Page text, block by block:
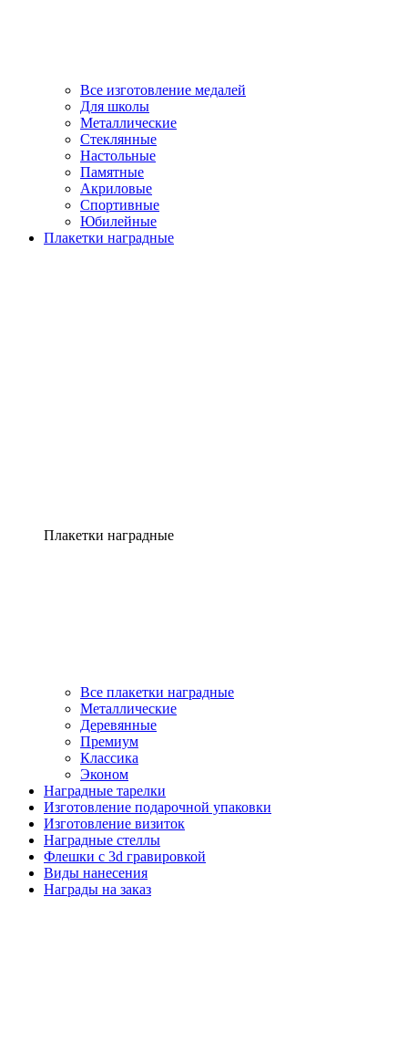
Все изготовление медалей
Для школы
Металлические
Стеклянные
Настольные
Памятные
Акриловые
Спортивные
Юбилейные
Плакетки наградные
Плакетки наградные
Все плакетки наградные
Металлические
Деревянные
Премиум
Классика
Эконом
Наградные тарелки
Изготовление подарочной упаковки
Изготовление визиток
Наградные стеллы
Флешки с 3d гравировкой
Виды нанесения
Награды на заказ